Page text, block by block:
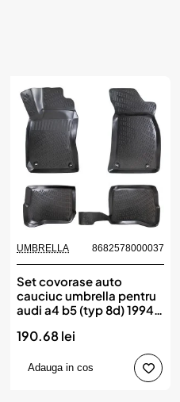
UMBRELLA 8682578000037
Set covorase auto
cauciuc umbrella pentru
audi a4 b5 (typ 8d) 1994-
190.68 lei
Adauga in cos